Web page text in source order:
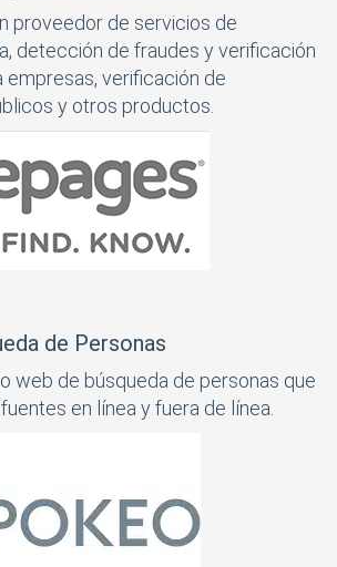
proveedor de servicios de
detección de fraudes y verificación
empresas, verificación de
y otros productos.
de Personas
web de búsqueda de personas que
en línea y fuera de línea.